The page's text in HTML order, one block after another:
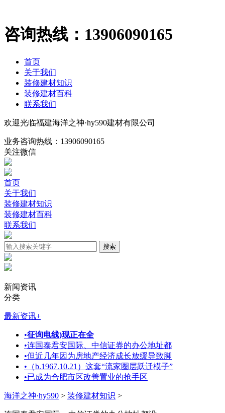
咨询热线： 13906090165
首页
关于我们
装修建材知识
装修建材百科
联系我们
欢迎光临福建海洋之神·hy590建材有限公司
业务咨询热线： 13906090165
关注微信
首页
关于我们
装修建材知识
装修建材百科
联系我们
新闻资讯
分类
最新资讯+
•征询电线)现正在全
•连国泰君安国际、中信证券的办公地址都
•但近几年因为房地产经济成长放缓导致脚
• （b.1967.10.21）这套“流家圈层跃迁模子”
•已成为合肥市区改善置业的抢手区
海洋之神·hy590 > 装修建材知识 >